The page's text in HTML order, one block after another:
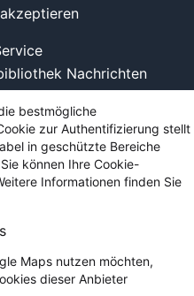
Nachrichten
bestmögliche
zur Authentifizierung stellt
in geschützte Bereiche
können Ihre Cookie-
Informationen finden Sie
Maps nutzen möchten,
dieser Anbieter